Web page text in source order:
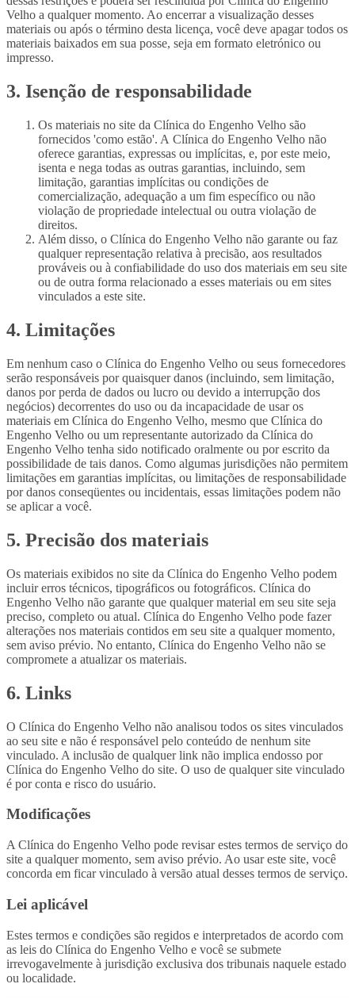
Velho a qualquer momento. Ao encerrar a visualização desses
materiais ou após o término desta licença, você deve apagar todos os
materiais baixados em sua posse, seja em formato eletrónico ou
impresso.
3. Isenção de responsabilidade
Os materiais no site da Clínica do Engenho Velho são
fornecidos 'como estão'. A Clínica do Engenho Velho não
oferece garantias, expressas ou implícitas, e, por este meio,
isenta e nega todas as outras garantias, incluindo, sem
limitação, garantias implícitas ou condições de
comercialização, adequação a um fim específico ou não
violação de propriedade intelectual ou outra violação de
direitos.
Além disso, o Clínica do Engenho Velho não garante ou faz
qualquer representação relativa à precisão, aos resultados
prováveis ​​ou à confiabilidade do uso dos materiais em seu site
ou de outra forma relacionado a esses materiais ou em sites
vinculados a este site.
4. Limitações
Em nenhum caso o Clínica do Engenho Velho ou seus fornecedores
serão responsáveis ​​por quaisquer danos (incluindo, sem limitação,
danos por perda de dados ou lucro ou devido a interrupção dos
negócios) decorrentes do uso ou da incapacidade de usar os
materiais em Clínica do Engenho Velho, mesmo que Clínica do
Engenho Velho ou um representante autorizado da Clínica do
Engenho Velho tenha sido notificado oralmente ou por escrito da
possibilidade de tais danos. Como algumas jurisdições não permitem
limitações em garantias implícitas, ou limitações de responsabilidade
por danos conseqüentes ou incidentais, essas limitações podem não
se aplicar a você.
5. Precisão dos materiais
Os materiais exibidos no site da Clínica do Engenho Velho podem
incluir erros técnicos, tipográficos ou fotográficos. Clínica do
Engenho Velho não garante que qualquer material em seu site seja
preciso, completo ou atual. Clínica do Engenho Velho pode fazer
alterações nos materiais contidos em seu site a qualquer momento,
sem aviso prévio. No entanto, Clínica do Engenho Velho não se
compromete a atualizar os materiais.
6. Links
O Clínica do Engenho Velho não analisou todos os sites vinculados
ao seu site e não é responsável pelo conteúdo de nenhum site
vinculado. A inclusão de qualquer link não implica endosso por
Clínica do Engenho Velho do site. O uso de qualquer site vinculado
é por conta e risco do usuário.
Modificações
A Clínica do Engenho Velho pode revisar estes termos de serviço do
site a qualquer momento, sem aviso prévio. Ao usar este site, você
concorda em ficar vinculado à versão atual desses termos de serviço.
Lei aplicável
Estes termos e condições são regidos e interpretados de acordo com
as leis do Clínica do Engenho Velho e você se submete
irrevogavelmente à jurisdição exclusiva dos tribunais naquele estado
ou localidade.